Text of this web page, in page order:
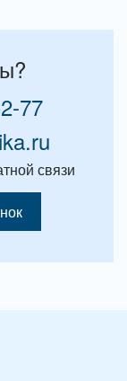
77
связи